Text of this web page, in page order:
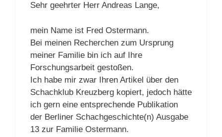
Sehr geehrter Herr Andreas Lange,
mein Name ist Fred Ostermann.
Bei meinen Recherchen zum Ursprung
meiner Familie bin ich auf Ihre
Forschungsarbeit gestoßen.
Ich habe mir zwar Ihren Artikel über den
Schachklub Kreuzberg kopiert, jedoch hätte
ich gern eine entsprechende Publikation
der Berliner Schachgeschichte(n) Ausgabe
13 zur Familie Ostermann.